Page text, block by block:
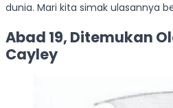
dunia. Mari kita simak ulasannya
Abad 19, Ditemukan
Cayley